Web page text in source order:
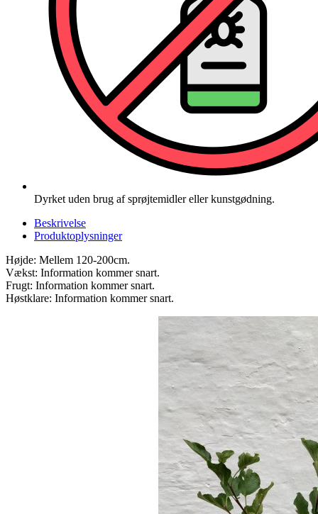
Dyrket uden brug af sprøjtemidler eller kunstgødning.
Beskrivelse
Produktoplysninger
Højde: Mellem 120-200cm.
Vækst: Information kommer snart.
Frugt: Information kommer snart.
Høstklare: Information kommer snart.